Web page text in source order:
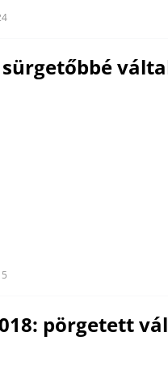
pörgetett